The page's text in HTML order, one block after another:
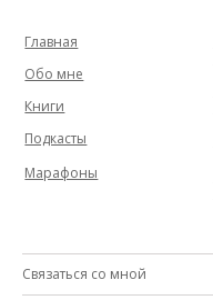
Главная
Обо мне
Книги
Подкасты
Марафоны
Связаться со мной